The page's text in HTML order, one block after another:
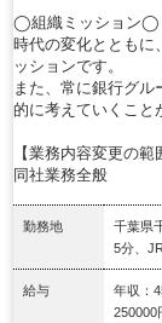
◯組織ミッション◯
時代の変化とともに
ッションです。
また、常に銀行グ
的に考えていくこと
【業務内容変更の範
同社業務全般
勤務地
千葉県
5分、
給与
年収：